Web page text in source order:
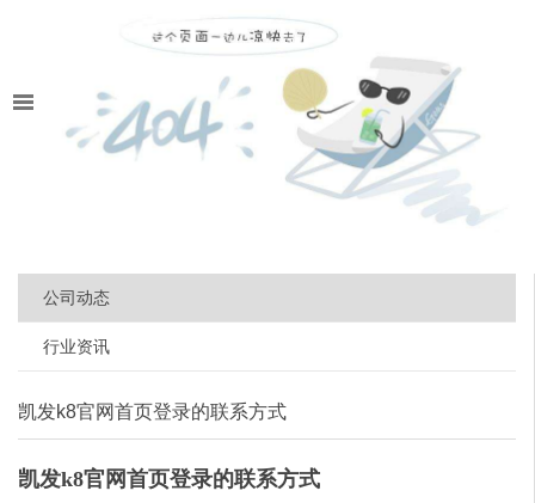
公司动态
行业资讯
凯发k8官网首页登录的联系方式
凯发k8官网首页登录的联系方式